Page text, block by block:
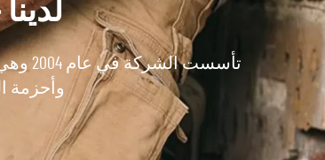
وأحزمة الدعم. يعمل أكثر من